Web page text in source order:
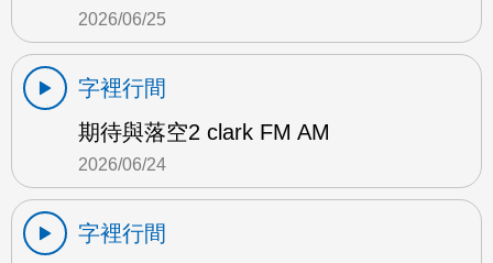
2026/06/25
字裡行間
期待與落空2 clark FM AM
2026/06/24
字裡行間